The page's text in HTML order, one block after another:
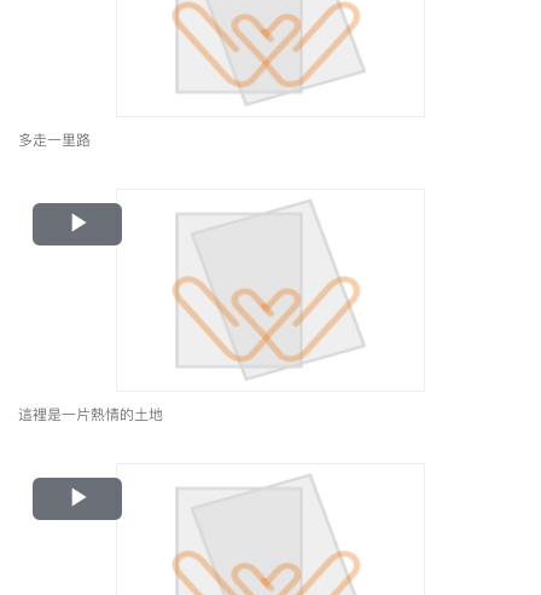
多走一里路
Play
Video
這裡是一片熱情的土地
Play
Video